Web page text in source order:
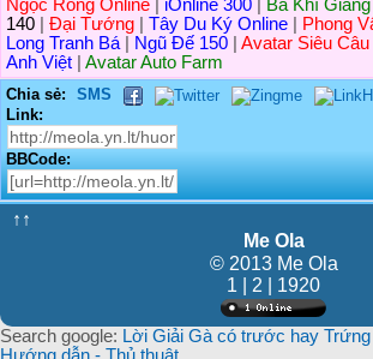
Ngọc Rồng Online
iOnline 300 Bá Khí
140
Đại Tướng Tây Du Ký Online Phong
Long Tranh Bá| Ngũ Đế 150 Avatar Siêu Câu
Anh Việt
Avatar Auto Farm
Chia sẻ:
SMS
Link:
BBCode:
↑↑
Me Ola
© 2013 Me Ola
1 | 2 | 1920
Search google: Lời Giải Gà có trước hay
Hướng dẫn - Thủ thuật